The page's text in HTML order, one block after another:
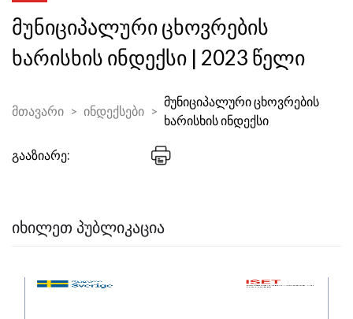
მუნიციპალური ცხოვრების
ხარისხის ინდექსი | 2023 წელი
მთავარი ინდექსები
მუნიციპალური ცხოვრების
ხარისხის ინდექსი
გააზიარე:
ᲘᲮᲘᲚᲔᲗ ᲞᲣᲑᲚᲘᲙᲐᲪᲘᲐ